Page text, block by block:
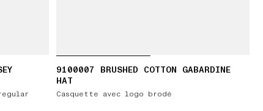
9100007 BRUSHED COTTON GABARDINE
HAT
Casquette avec logo brodé